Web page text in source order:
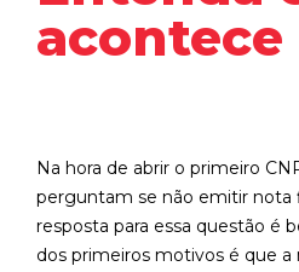
acontece
Na hora de abrir o primeiro
perguntam se não emitir nota
resposta para essa questão é
dos primeiros motivos é que a